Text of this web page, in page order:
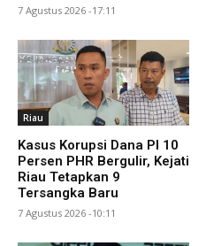
7 Agustus 2026 -17:11
Riau
Kasus Korupsi Dana PI 10
Persen PHR Bergulir, Kejati
Riau Tetapkan 9
Tersangka Baru
7 Agustus 2026 -10:11